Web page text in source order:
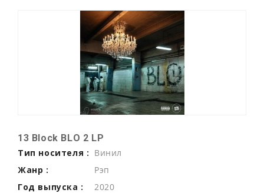
13 Block BLO 2 LP
Тип носителя : Винил
Жанр :
Рэп
Год выпуска :
2020